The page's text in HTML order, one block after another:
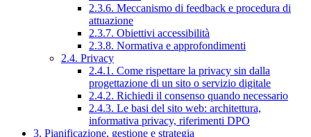
2.3.6. Meccanismo di feedback e procedura di
attuazione
2.3.7. Obiettivi accessibilità
2.3.8. Normativa e approfondimenti
2.4. Privacy
2.4.1. Come rispettare la privacy sin dalla
progettazione di un sito o servizio digitale
2.4.2. Richiedi il consenso quando necessario
2.4.3. Le basi del sito web: architettura,
informativa privacy, riferimenti DPO
3. Pianificazione, gestione e strategia